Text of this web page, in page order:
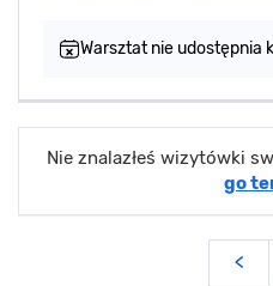
Warsztat nie udostępnia
Nie znalazłeś wizytówki
go
<